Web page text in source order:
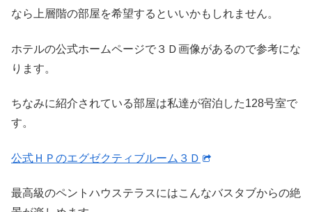
なら上層階の部屋を希望するといいかもしれません。
ホテルの公式ホームページで３Ｄ画像があるので参考にな
ります。
ちなみに紹介されている部屋は私達が宿泊した128号室で
す。
公式ＨＰのエグゼクティブルーム３Ｄ
最高級のペントハウステラスにはこんなバスタブからの絶